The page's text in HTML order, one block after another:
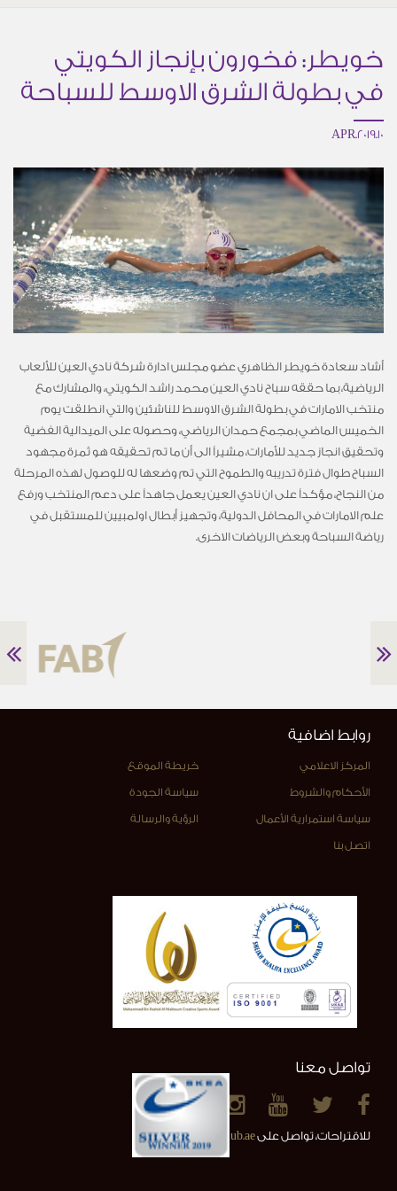
خويطر: فخورون بإنجاز الكويتي
في بطولة الشرق الاوسط للسباحة
10.APR.2019
أشاد سعادة خويطر الظاهري عضو مجلس ادارة شركة نادي العين للألعاب
الرياضية، بما حققه سباح نادي العين محمد راشد الكويتي، والمشارك مع
منتخب الامارات في بطولة الشرق الاوسط للناشئين والتي انطلقت يوم
الخميس الماضي بمجمع حمدان الرياضي، وحصوله على الميدالية الفضية
وتحقيق انجاز جديد للأمارات، مشيراً الى أن ما تم تحقيقه هو ثمرة مجهود
السباح طوال فترة تدريبه والطموح التي تم وضعها له للوصول لهذه المرحلة
من النجاح، مؤكداً على ان نادي العين يعمل جاهداً على دعم المنتخب ورفع
علم الامارات في المحافل الدولية، وتجهيز أبطال اولمبيين للمستقبل في
رياضة السباحة وبعض الرياضات الاخرى.
روابط اضافية
المركز الاعلامي خريطة الموقع
الأحكام والشروط سياسة الجودة
سياسة استمرارية الأعمال الرؤية والرسالة
اتصل بنا
تواصل معنا
للاقتراحات، تواصل علىinfo@alainclub.ae